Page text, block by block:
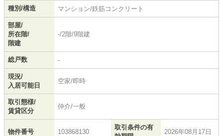
種別/構造 マンション/鉄筋コンクリート
部屋/
所在階/
階建
-/2階/9階建
総戸数 -
現況/
入居可能日
空家/即時
取引態様/
賃貸区分
仲介/一般
物件番号 103868130
取引条件の有
2026年08月17日